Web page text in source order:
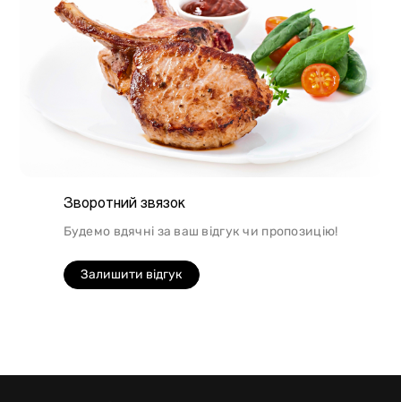
Зворотний звязок
Будемо вдячні за ваш відгук чи пропозицію!
Залишити відгук